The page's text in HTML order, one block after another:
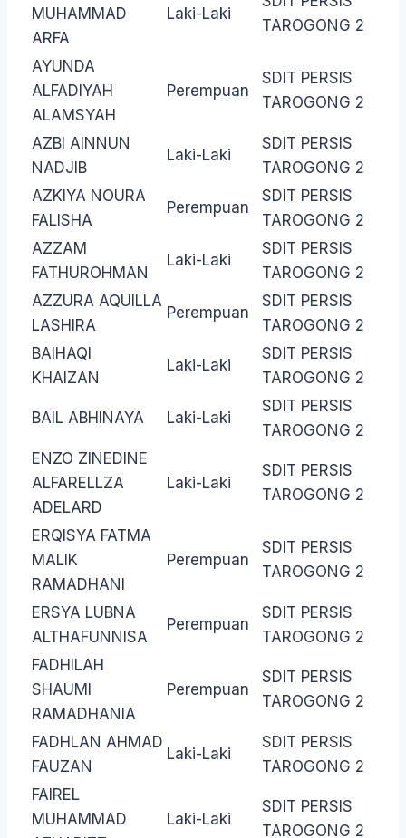
MUHAMMAD
ARFA
Laki-Laki
TAROGONG 2
AYUNDA
ALFADIYAH
ALAMSYAH
Perempuan
SDIT PERSIS
TAROGONG 2
AZBI AINNUN
NADJIB
Laki-Laki
SDIT PERSIS
TAROGONG 2
AZKIYA NOURA
FALISHA
Perempuan
SDIT PERSIS
TAROGONG 2
AZZAM
FATHUROHMAN
Laki-Laki
SDIT PERSIS
TAROGONG 2
AZZURA AQUILLA
LASHIRA
Perempuan
SDIT PERSIS
TAROGONG 2
BAIHAQI
KHAIZAN
Laki-Laki
SDIT PERSIS
TAROGONG 2
BAIL ABHINAYA Laki-Laki
SDIT PERSIS
TAROGONG 2
ENZO ZINEDINE
ALFARELLZA
ADELARD
Laki-Laki
SDIT PERSIS
TAROGONG 2
ERQISYA FATMA
MALIK
RAMADHANI
Perempuan
SDIT PERSIS
TAROGONG 2
ERSYA LUBNA
ALTHAFUNNISA
Perempuan
SDIT PERSIS
TAROGONG 2
FADHILAH
SHAUMI
RAMADHANIA
Perempuan
SDIT PERSIS
TAROGONG 2
FADHLAN AHMAD
FAUZAN
Laki-Laki
SDIT PERSIS
TAROGONG 2
FAIREL
MUHAMMAD
Laki-Laki
SDIT PERSIS
TAROGONG 2